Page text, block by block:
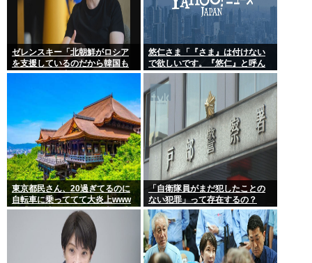
ゼレンスキー「北朝鮮がロシア
を支援しているのだから韓国も
ウクライナを支援しろ」
悠仁さま「『さま』は付けない
で欲しいです。『悠仁』と呼ん
でください」
東京都民さん、20過ぎてるのに
自転車に乗っててて大炎上www
女「いい歳した男で自転車に乗
るのは知的障がい者だけだよ？
「自衛隊員がまだ犯したことの
ない犯罪」って存在するの？